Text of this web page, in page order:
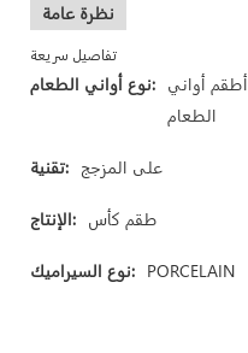
نظرة عامة
تفاصيل سريعة
نوع أواني الطعام: أطقم أواني
الطعام
تقنية: على المزجج
الإنتاج: طقم كأس
نوع السيراميك: PORCELAIN